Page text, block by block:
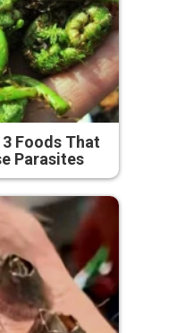
Foods That
Parasites